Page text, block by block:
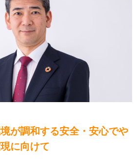
境が調和する安全・安心でや
に向けて